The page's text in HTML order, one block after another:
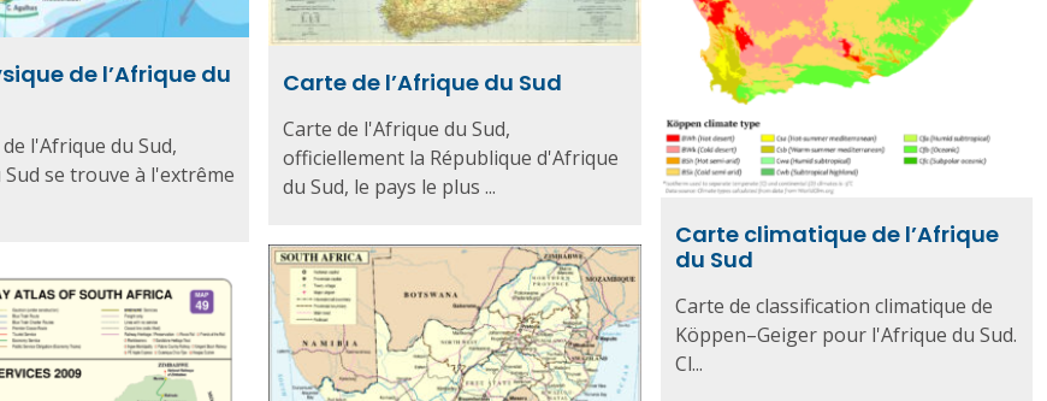
de l’Afrique du
l'Afrique du Sud,
se trouve à l'extrême
Carte de l’Afrique du Sud
Carte de l'Afrique du Sud,
officiellement la République d'Afrique
du Sud, le pays le plus ...
Carte climatique de l’Afrique
du Sud
Carte de classification climatique de
Köppen–Geiger pour l'Afrique du Sud.
Cl...